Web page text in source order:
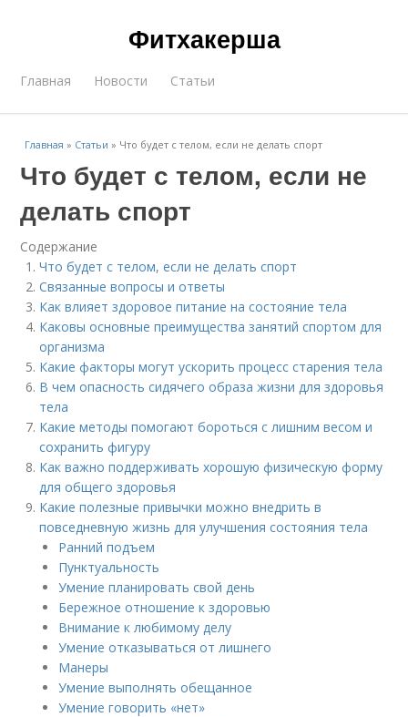
Фитхакерша
Главная Новости Статьи
Главная » Статьи » Что будет с телом, если не делать спорт
Что будет с телом, если не
делать спорт
Содержание
Что будет с телом, если не делать спорт
Связанные вопросы и ответы
Как влияет здоровое питание на состояние тела
Каковы основные преимущества занятий спортом для
организма
Какие факторы могут ускорить процесс старения тела
В чем опасность сидячего образа жизни для здоровья
тела
Какие методы помогают бороться с лишним весом и
сохранить фигуру
Как важно поддерживать хорошую физическую форму
для общего здоровья
Какие полезные привычки можно внедрить в
повседневную жизнь для улучшения состояния тела
Ранний подъем
Пунктуальность
Умение планировать свой день
Бережное отношение к здоровью
Внимание к любимому делу
Умение отказываться от лишнего
Манеры
Умение выполнять обещанное
Умение говорить «нет»